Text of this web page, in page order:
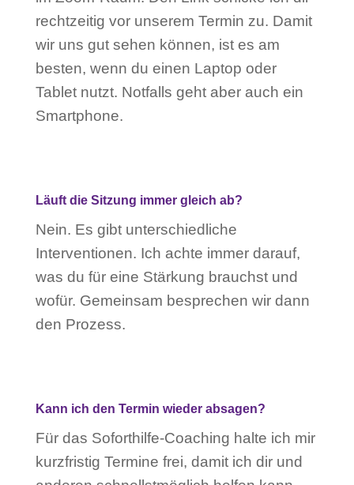
rechtzeitig vor unserem Termin zu. Damit
wir uns gut sehen können, ist es am
besten, wenn du einen Laptop oder
Tablet nutzt. Notfalls geht aber auch ein
Smartphone.
Läuft die Sitzung immer gleich ab?
Nein. Es gibt unterschiedliche
Interventionen. Ich achte immer darauf,
was du für eine Stärkung brauchst und
wofür. Gemeinsam besprechen wir dann
den Prozess.
Kann ich den Termin wieder absagen?
Für das Soforthilfe-Coaching halte ich mir
kurzfristig Termine frei, damit ich dir und